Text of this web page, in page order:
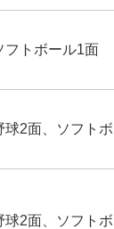
フトボール1面
球2面、ソフト
球2面、ソフト